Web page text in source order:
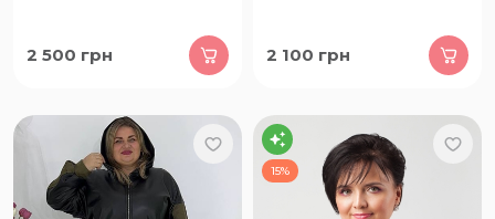
2 500 грн 2 100 грн
15%